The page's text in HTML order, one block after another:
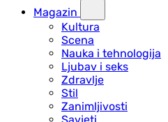
Magazin
Kultura
Scena
Nauka i tehnologija
Ljubav i seks
Zdravlje
Stil
Zanimljivosti